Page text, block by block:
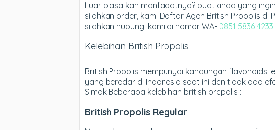
Luar biasa kan manfaaatnya? buat anda yang
silahkan order, kami Daftar Agen British Propolis di
silahkan hubungi kami di nomor WA- 0851 5836 4233.
Kelebihan British Propolis
British Propolis mempunyai kandungan flavonoids
yang beredar di Indonesia saat ini dan tidak ada
Simak Beberapa kelebihan british propolis :
British Propolis Regular